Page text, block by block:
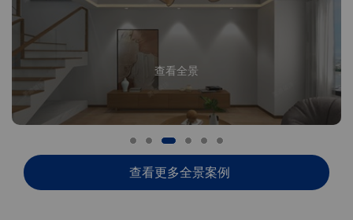
查看全景
查看更多全景案例